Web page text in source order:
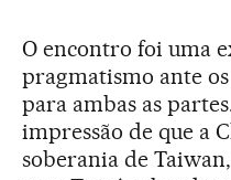
O encontro foi uma
pragmatismo ante
para ambas as
impressão de que a
soberania de